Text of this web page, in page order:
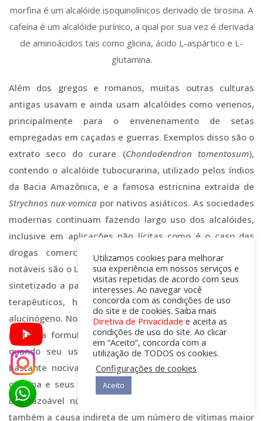
morfina é um alcalóide isoquinolínicos derivado de tirosina. A
cafeína é um alcalóide purínico, a qual por sua vez é derivada
de aminoácidos tais como glicina, ácido L-aspártico e L-
glutamina.
Além dos gregos e romanos, muitas outras culturas
antigas usavam e ainda usam alcalóides como venenos,
principalmente para o envenenamento de setas
empregadas em caçadas e guerras. Exemplos disso são o
extrato seco do curare (Chondodendron tomentosum),
contendo o alcalóide tubocurarina, utilizado pelos índios
da Bacia Amazônica, e a famosa estricnina extraída de
Strychnos nux-vomica por nativos asiáticos. As sociedades
modernas continuam fazendo largo uso dos alcalóides,
inclusive em aplicações não lícitas como é o caso das
drogas comercializadas no narcotráfico. Dois casos
notáveis são o LSD e a cocaína. Embora o LSD tenha sido
sintetizado a partir do ácido lisérgico em 1943 para fins
terapêuticos, hoje ele é largamente utilizado como
alucinógeno. No caso da cocaína, apesar dela já ter feito
parte da formulação de alguns refrigerantes até 1904,
quando seu uso foi proibido, hoje ela é uma droga
bastante nociva para a sociedade. Vale lembrar que a
cocaína e seus derivados é a causa direta da morte de
um razoável número de usuários todos os anos e é
também a causa indireta de um número de vítimas maior
Utilizamos cookies para melhorar
sua experiência em nossos serviços e
visitas repetidas de acordo com seus
interesses. Ao navegar você
concorda com as condições de uso
do site e de cookies. Saiba mais
Diretiva de Privacidade e aceita as
condições de uso do site. Ao clicar
em “Aceito”, concorda com a
utilização de TODOS os cookies.
Configurações de cookies
Aceito